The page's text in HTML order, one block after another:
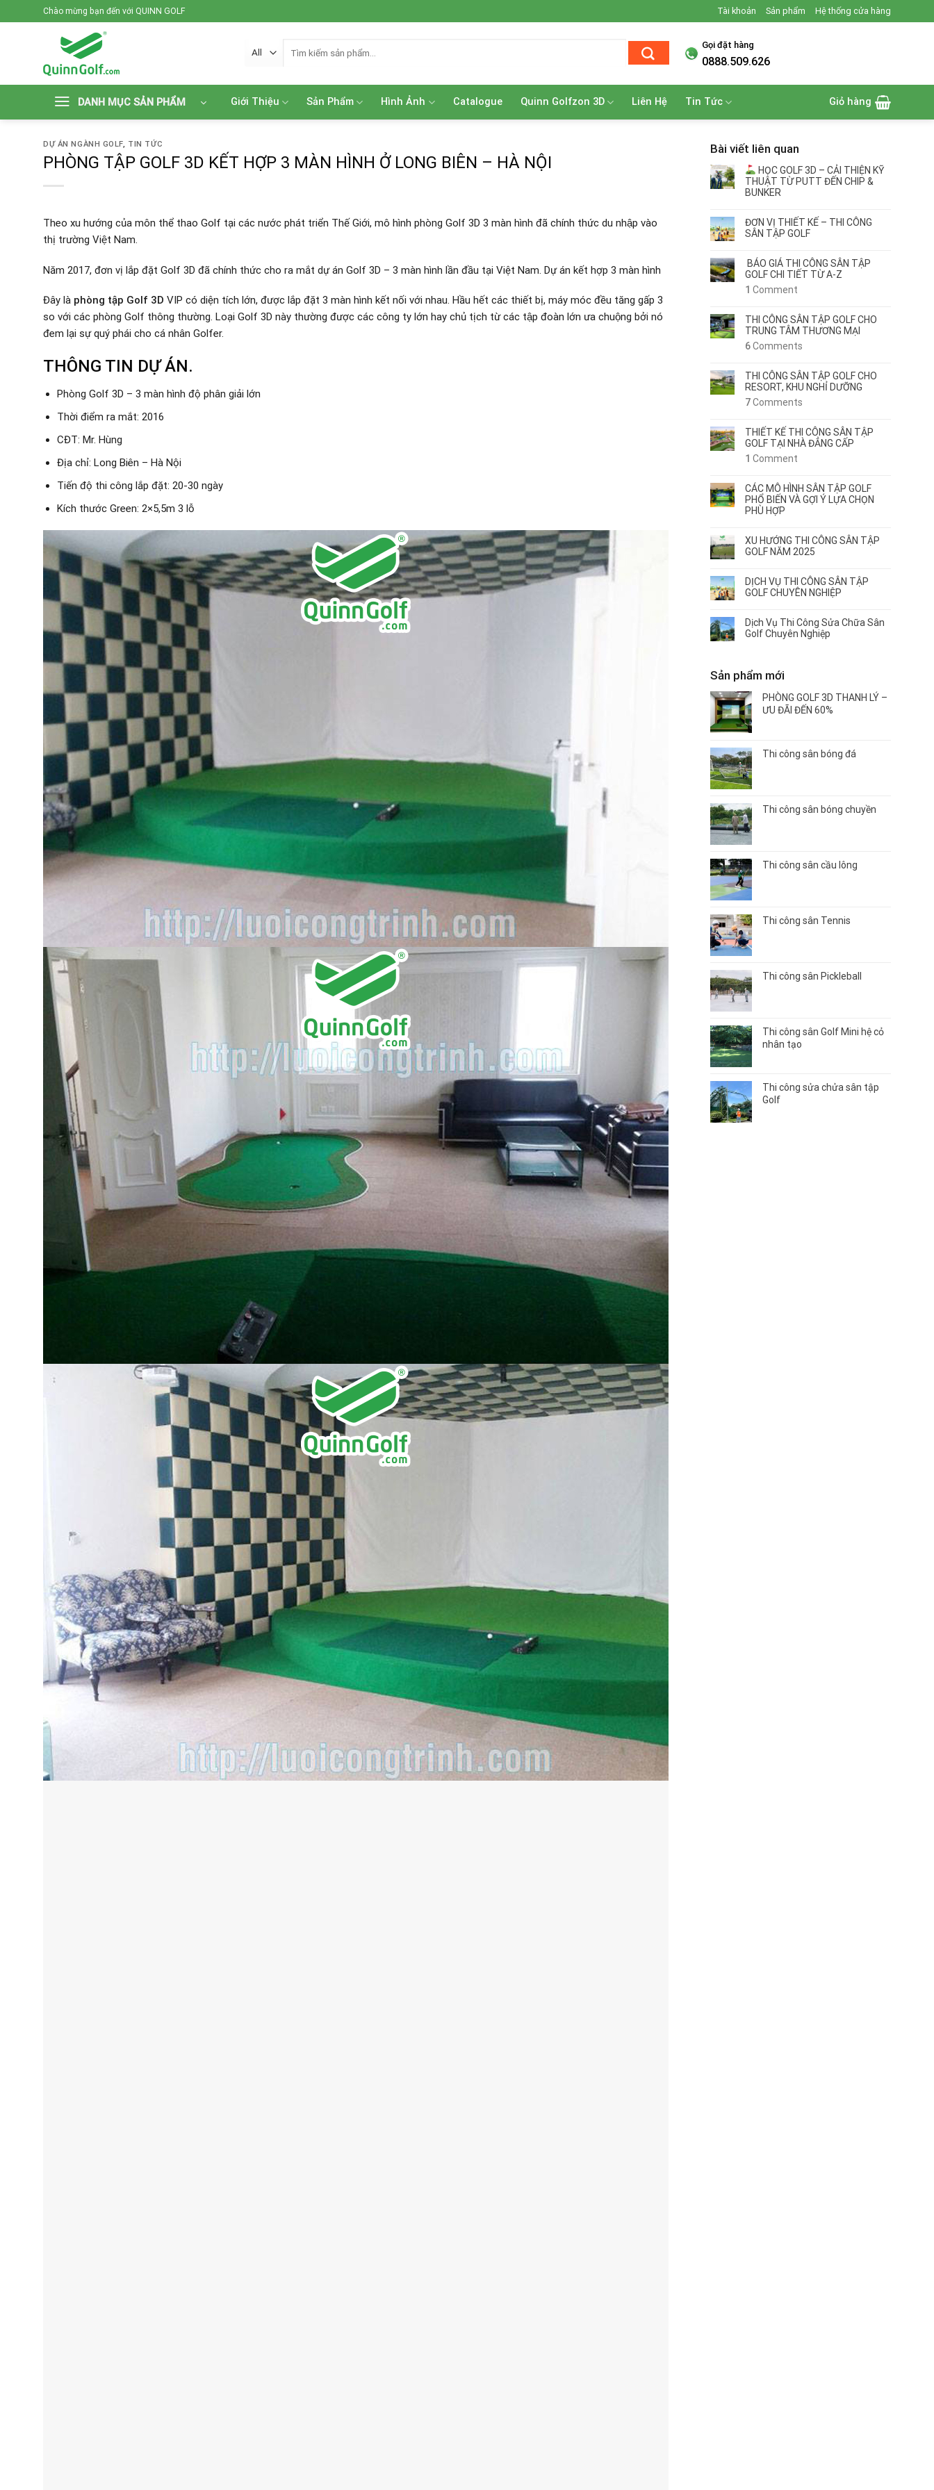
to
Chào mừng bạn đến với QUINN GOLF Tài khoản Sản phẩm Hệ thống cửa hàng
Gọi đặt hàng
0888.509.626
DANH MỤC SẢN PHẨM Giới Thiệu Sản Phẩm Hình Ảnh Catalogue Quinn Golfzon 3D Liên Hệ Tin Tức Giỏ hàng
DỰ ÁN NGÀNH GOLF, TIN TỨC
PHÒNG TẬP GOLF 3D KẾT HỢP 3 MÀN HÌNH Ở LONG BIÊN – HÀ NỘI
Theo xu hướng của môn thể thao Golf tại các nước phát triển Thế Giới, mô hình phòng Golf 3D 3 màn hình đã chính thức du nhập vào
thị trường Việt Nam.
Năm 2017, đơn vị lắp đặt Golf 3D đã chính thức cho ra mắt dự án Golf 3D – 3 màn hình lần đầu tại Việt Nam. Dự án kết hợp 3 màn hình
Đây là phòng tập Golf 3D VIP có diện tích lớn, được lắp đặt 3 màn hình kết nối với nhau. Hầu hết các thiết bị, máy móc đều tăng gấp 3
so với các phòng Golf thông thường. Loại Golf 3D này thường được các công ty lớn hay chủ tịch từ các tập đoàn lớn ưa chuộng bởi nó
đem lại sự quý phái cho cá nhân Golfer.
THÔNG TIN DỰ ÁN.
Phòng Golf 3D – 3 màn hình độ phân giải lớn
Thời điểm ra mắt: 2016
CĐT: Mr. Hùng
Địa chỉ: Long Biên – Hà Nội
Tiến độ thi công lắp đặt: 20-30 ngày
Kích thước Green: 2×5,5m 3 lỗ
Bài viết liên quan
HỌC GOLF 3D – CẢI THIỆN KỸ
THUẬT TỪ PUTT ĐẾN CHIP &
BUNKER
ĐƠN VỊ THIẾT KẾ – THI CÔNG
SÂN TẬP GOLF
BÁO GIÁ THI CÔNG SÂN TẬP
GOLF CHI TIẾT TỪ A-Z
1 Comment
THI CÔNG SÂN TẬP GOLF CHO
TRUNG TÂM THƯƠNG MẠI
6Comments
THI CÔNG SÂN TẬP GOLF CHO
RESORT, KHU NGHỈ DƯỠNG
7Comments
THIẾT KẾ THI CÔNG SÂN TẬP
GOLF TẠI NHÀ ĐẲNG CẤP
1 Comment
CÁC MÔ HÌNH SÂN TẬP GOLF
PHỔ BIẾN VÀ GỢI Ý LỰA CHỌN
PHÙ HỢP
XU HƯỚNG THI CÔNG SÂN TẬP
GOLF NĂM 2025
DỊCH VỤ THI CÔNG SÂN TẬP
GOLF CHUYÊN NGHIỆP
Dịch Vụ Thi Công Sửa Chữa Sân
Golf Chuyên Nghiệp
Sản phẩm mới
PHÒNG GOLF 3D THANH LÝ –
ƯU ĐÃI ĐẾN 60%
Thi công sân bóng đá
Thi công sân bóng chuyền
Thi công sân cầu lông
Thi công sân Tennis
Thi công sân Pickleball
Thi công sân Golf Mini hệ cỏ
nhân tạo
Thi công sửa chửa sân tập
Golf